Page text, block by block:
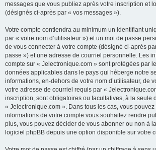
messages que vous publiez après votre inscription et
(désignés ci-après par « vos messages »).
Votre compte contiendra au minimum un identifiant
par « votre nom d’utilisateur ») et un mot de passe
de vous connecter à votre compte (désigné ci-après
passe ») et une adresse de courriel personnelle. Les
compte sur « Jelectronique.com » sont protégées par
données applicables dans le pays qui héberge notre
informations, en-dehors de votre nom d’utilisateur, de
votre adresse de courriel requis par «
inscription, sont obligatoires ou facultatives, à la seule
« Jelectronique.com ». Dans tous les cas, vous
informations de votre compte vous souhaitez rendre
plus, vous pouvez décider de vous abonner ou non à
logiciel phpBB depuis une option disponible sur votre